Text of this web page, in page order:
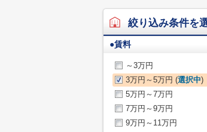
絞り込み条件を
●賃料
～3万円
3万円～5万円 (選択中)
5万円～7万円
7万円～9万円
9万円～11万円